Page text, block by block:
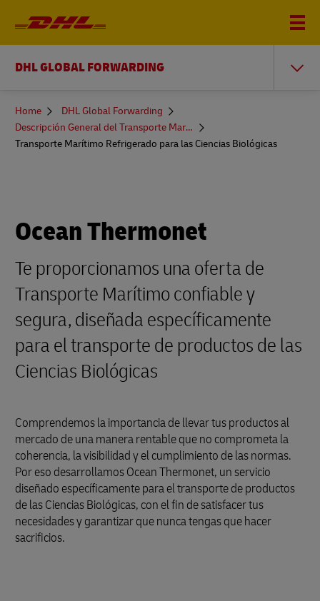
DHL GLOBAL FORWARDING
You
here
Home
DHL Global Forwarding
Descripción General del Transporte Marítimo
Transporte Marítimo Refrigerado para las Ciencias Biológicas
Ocean Thermonet
Te proporcionamos una oferta de
Transporte Marítimo confiable y
segura, diseñada específicamente
para el transporte de productos de las
Ciencias Biológicas
Comprendemos la importancia de llevar tus productos al
mercado de una manera rentable que no comprometa la
coherencia, la visibilidad y el cumplimiento de las normas.
Por eso desarrollamos Ocean Thermonet, un servicio
diseñado específicamente para el transporte de productos
de las Ciencias Biológicas, con el fin de satisfacer tus
necesidades y garantizar que nunca tengas que hacer
sacrificios.